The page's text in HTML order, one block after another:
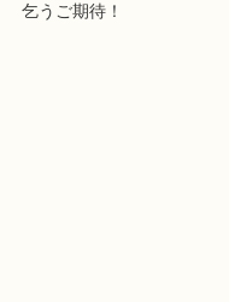
乞うご期待！